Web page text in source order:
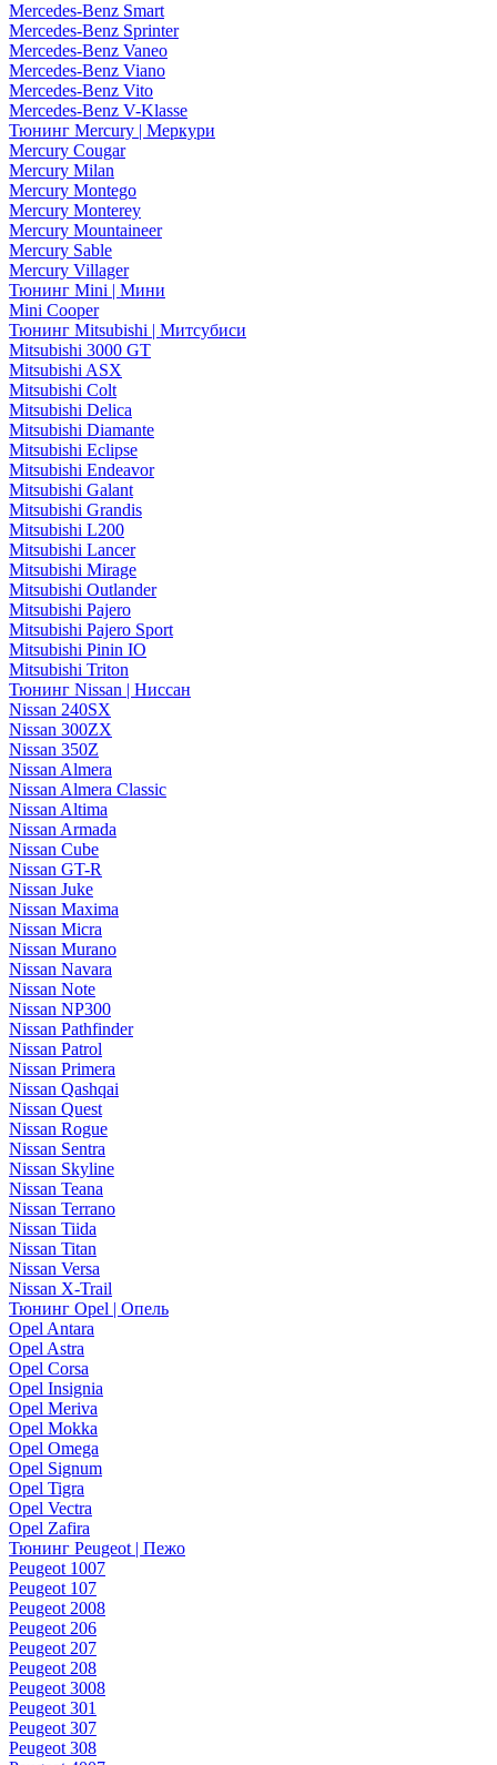
Mercedes-Benz Smart
Mercedes-Benz Sprinter
Mercedes-Benz Vaneo
Mercedes-Benz Viano
Mercedes-Benz Vito
Mercedes-Benz V-Klasse
Тюнинг Mercury | Меркури
Mercury Cougar
Mercury Milan
Mercury Montego
Mercury Monterey
Mercury Mountaineer
Mercury Sable
Mercury Villager
Тюнинг Mini | Мини
Mini Cooper
Тюнинг Mitsubishi | Митсубиси
Mitsubishi 3000 GT
Mitsubishi ASX
Mitsubishi Colt
Mitsubishi Delica
Mitsubishi Diamante
Mitsubishi Eclipse
Mitsubishi Endeavor
Mitsubishi Galant
Mitsubishi Grandis
Mitsubishi L200
Mitsubishi Lancer
Mitsubishi Mirage
Mitsubishi Outlander
Mitsubishi Pajero
Mitsubishi Pajero Sport
Mitsubishi Pinin IO
Mitsubishi Triton
Тюнинг Nissan | Ниссан
Nissan 240SX
Nissan 300ZX
Nissan 350Z
Nissan Almera
Nissan Almera Classic
Nissan Altima
Nissan Armada
Nissan Cube
Nissan GT-R
Nissan Juke
Nissan Maxima
Nissan Micra
Nissan Murano
Nissan Navara
Nissan Note
Nissan NP300
Nissan Pathfinder
Nissan Patrol
Nissan Primera
Nissan Qashqai
Nissan Quest
Nissan Rogue
Nissan Sentra
Nissan Skyline
Nissan Teana
Nissan Terrano
Nissan Tiida
Nissan Titan
Nissan Versa
Nissan X-Trail
Тюнинг Opel | Опель
Opel Antara
Opel Astra
Opel Corsa
Opel Insignia
Opel Meriva
Opel Mokka
Opel Omega
Opel Signum
Opel Tigra
Opel Vectra
Opel Zafira
Тюнинг Peugeot | Пежо
Peugeot 1007
Peugeot 107
Peugeot 2008
Peugeot 206
Peugeot 207
Peugeot 208
Peugeot 3008
Peugeot 301
Peugeot 307
Peugeot 308